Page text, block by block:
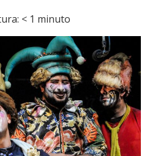
< 1 minuto